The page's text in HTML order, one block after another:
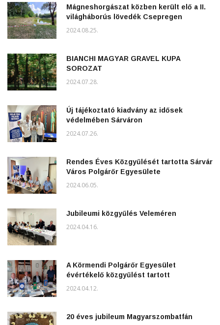
Mágneshorgászat közben került elő a II.
világháborús lövedék Csepregen
2024.08.25.
BIANCHI MAGYAR GRAVEL KUPA
SOROZAT
2024.07.28.
Új tájékoztató kiadvány az idősek
védelmében Sárváron
2024.07.26.
Rendes Éves Közgyűlését tartotta Sárvár
Város Polgárőr Egyesülete
2024.06.05.
Jubileumi közgyűlés Veleméren
2024.04.16.
A Körmendi Polgárőr Egyesület
évértékelő közgyűlést tartott
2024.04.12.
20 éves jubileum Magyarszombatfán